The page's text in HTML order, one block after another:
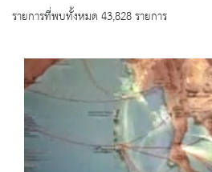
รายการที่พบทั้งหมด 43,828 รายการ